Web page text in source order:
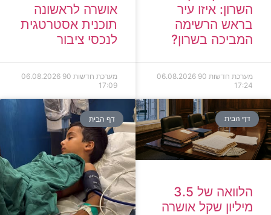
השרון: איזו עיר
בראש הרשימה
המביכה בשרון?
מערכת חדשות 90
06.08.2026
17:24
אושרה לראשונה
תוכנית אסטרטגית
לנכסי ציבור
מערכת חדשות 90
06.08.2026
17:09
דף הבית
הלוואה של 3.5
מיליון שקל אושרה
דף הבית